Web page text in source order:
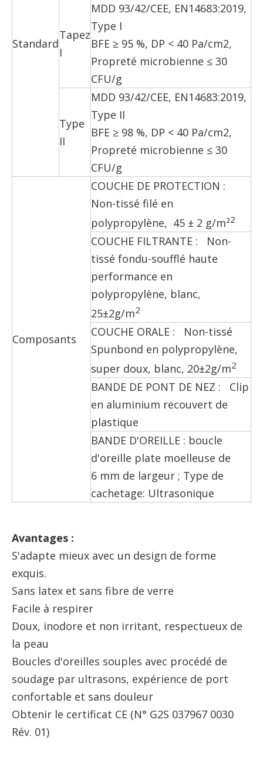
Standard
Tapez
I
MDD 93/42/CEE, EN14683:2019,
Type I
BFE ≥ 95 %, DP < 40 Pa/cm2,
Propreté microbienne ≤ 30
CFU/g
Type
II
MDD 93/42/CEE, EN14683:2019,
Type II
BFE ≥ 98 %, DP < 40 Pa/cm2,
Propreté microbienne ≤ 30
CFU/g
Composants
COUCHE DE PROTECTION :
Non-tissé filé en
polypropylène, 45 ± 2 g/m²2
COUCHE FILTRANTE : Non-
tissé fondu-soufflé haute
performance en
polypropylène, blanc,
25±2g/m2
COUCHE ORALE : Non-tissé
Spunbond en polypropylène,
super doux, blanc, 20±2g/m2
BANDE DE PONT DE NEZ : Clip
en aluminium recouvert de
plastique
BANDE D'OREILLE : boucle
d'oreille plate moelleuse de
6 mm de largeur ; Type de
cachetage: Ultrasonique
Avantages :
S'adapte mieux avec un design de forme
exquis.
Sans latex et sans fibre de verre
Facile à respirer
Doux, inodore et non irritant, respectueux de
la peau
Boucles d'oreilles souples avec procédé de
soudage par ultrasons, expérience de port
confortable et sans douleur
Obtenir le certificat CE (N° G2S 037967 0030
Rév. 01)